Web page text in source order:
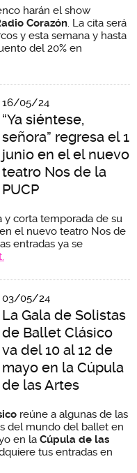
harán el show
Corazón. La cita será
y esta semana y hasta
del 20% en
16/05/24
“Ya siéntese,
señora” regresa el 1
junio en el el nuevo
teatro Nos de la
PUCP
y corta temporada de su
en el nuevo teatro Nos de
entradas ya se
03/05/24
La Gala de Solistas
de Ballet Clásico
va del 10 al 12 de
mayo en la Cúpula
de las Artes
reúne a algunas de las
del mundo del ballet en
en la Cúpula de las
tus entradas en